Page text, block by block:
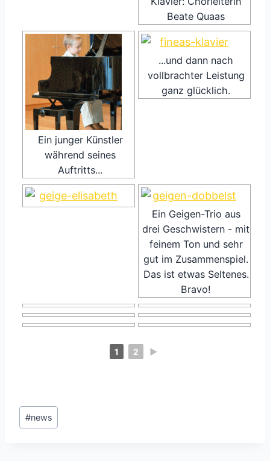
Beate Quaas
Ein junger Künstler
während seines
Auftritts...
...und dann nach
vollbrachter Leistung
ganz glücklich.
Ein Geigen-Trio aus
drei Geschwistern - mit
feinem Ton und sehr
gut im Zusammenspiel.
Das ist etwas Seltenes.
Bravo!
1 2 ►
Schlagworte:
#news